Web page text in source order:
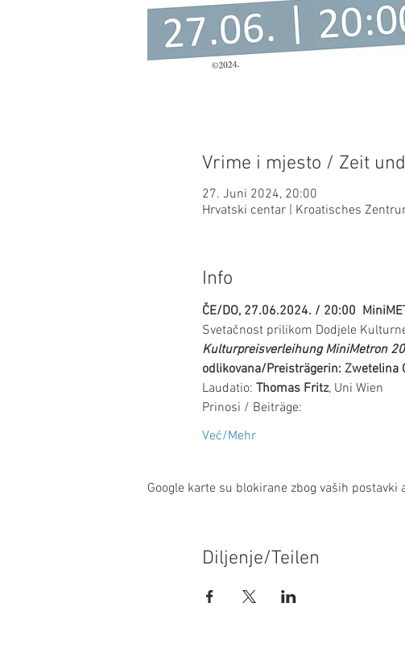
Vrime i mjesto / Zeit
27. Juni 2024, 20:00
Hrvatski centar | Kroatisches
Info
ČE/DO, 27.06.2024. / 20:00
Svetačnost prilikom Dodjele
Kulturpreisverleihung MiniMetron
odlikovana/Preisträgerin: Zwetelina
Laudatio: Thomas Fritz, Uni Wien
Prinosi / Beiträge:
Već/Mehr
Google karte su blokirane zbog vaših
Diljenje/Teilen